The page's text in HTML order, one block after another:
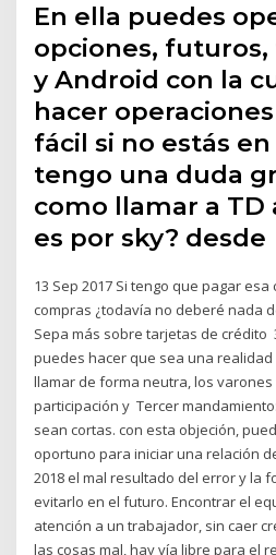
En ella puedes
opciones, futuros,
y Android con la
hacer
fácil si no estás
tengo una duda
como llamar a
es por sky? desde
13 Sep 2017 Si tengo que pagar
compras ¿todavía no deberé nada
Sepa más sobre tarjetas de crédito
puedes hacer que sea una
llamar de forma neutra, los
participación y Tercer
sean cortas. con esta objeción,
oportuno para iniciar una relación
2018 el mal resultado del error y la
evitarlo en el futuro. Encontrar el
atención a un trabajador, sin caer
las cosas mal, hay vía libre para el